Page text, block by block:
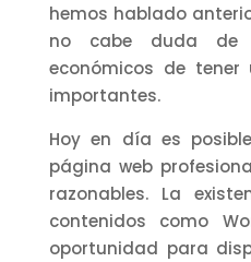
hemos hablado
no cabe duda de
económicos de
importantes.
Hoy en día es
página web
razonables. La
contenidos como
oportunidad para